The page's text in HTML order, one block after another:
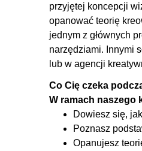
3.7. Typografia
3.8. Ogólna
3.9. Tworzenie logo
3.10. Adobe
3.11. Adobe
3.12. Tworzenie Key
3.13.
przyjętej koncepcji
opanować teorię
jednym z głównych
narzędziami. Innymi
lub w agencji
Co Cię czeka
W ramach naszego
Dowiesz się,
Poznasz
Opanujesz